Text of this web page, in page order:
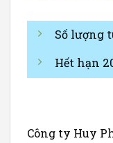
Số lượng
Hết hạn
Công ty Huy